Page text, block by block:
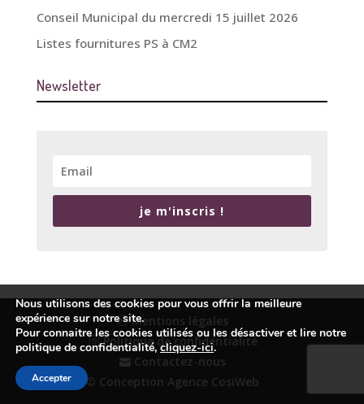
Conseil Municipal du mercredi 15 juillet 2026
Listes fournitures PS à CM2
Newsletter
je m'inscris !
Mentions légales
Politique de confidentialité
Contactez-nous
© Conception Agence CosiWeb
Nous utilisons des cookies pour vous offrir la meilleure
expérience sur notre site.
Pour connaitre les cookies utilisés ou les désactiver et lire notre
politique de confidentialité,cliquez-ici.
Accepter